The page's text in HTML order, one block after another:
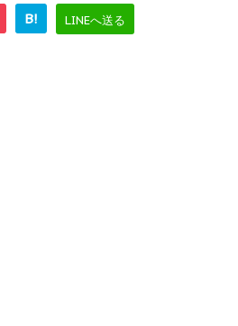
B! LINEへ送る